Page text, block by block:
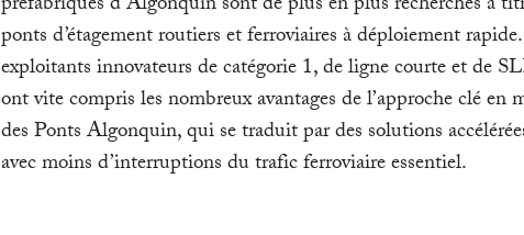
ponts d’étagement routiers et ferroviaires à déploiement
exploitants innovateurs de catégorie 1, de ligne courte et de
ont vite compris les nombreux avantages de l’approche clé en
des Ponts Algonquin, qui se traduit par des solutions
avec moins d’interruptions du trafic ferroviaire essentiel.